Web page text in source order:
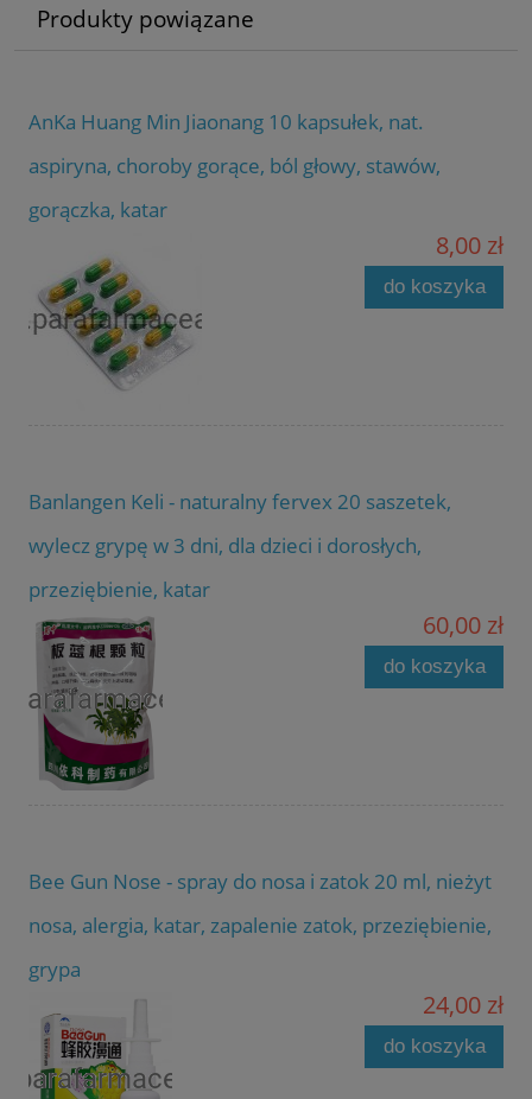
Produkty powiązane
AnKa Huang Min Jiaonang 10 kapsułek, nat.
aspiryna, choroby gorące, ból głowy, stawów,
gorączka, katar
8,00 zł
do koszyka
Banlangen Keli - naturalny fervex 20 saszetek,
wylecz grypę w 3 dni, dla dzieci i dorosłych,
przeziębienie, katar
60,00 zł
do koszyka
Bee Gun Nose - spray do nosa i zatok 20 ml, nieżyt
nosa, alergia, katar, zapalenie zatok, przeziębienie,
grypa
24,00 zł
do koszyka